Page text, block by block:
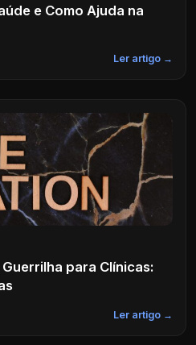
e Como Ajuda na
Ler artigo →
para Clínicas:
Ler artigo →